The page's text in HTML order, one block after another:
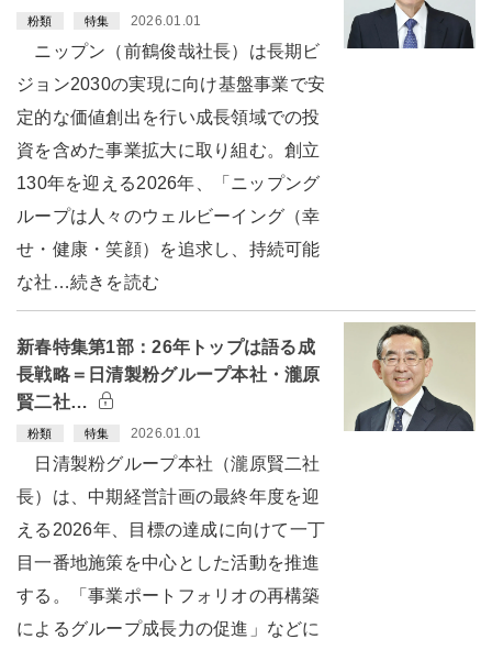
粉類 特集 2026.01.01
ニップン（前鶴俊哉社長）は長期ビ
ジョン2030の実現に向け基盤事業で安
定的な価値創出を行い成長領域での投
資を含めた事業拡大に取り組む。創立
130年を迎える2026年、「ニップング
ループは人々のウェルビーイング（幸
せ・健康・笑顔）を追求し、持続可能
な社…続きを読む
新春特集第1部：26年トップは語る成
長戦略＝日清製粉グループ本社・瀧原
賢二社…
粉類 特集 2026.01.01
日清製粉グループ本社（瀧原賢二社
長）は、中期経営計画の最終年度を迎
える2026年、目標の達成に向けて一丁
目一番地施策を中心とした活動を推進
する。「事業ポートフォリオの再構築
によるグループ成長力の促進」などに